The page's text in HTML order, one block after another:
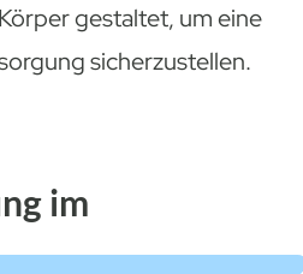
gestaltet, um eine
sicherzustellen.
im